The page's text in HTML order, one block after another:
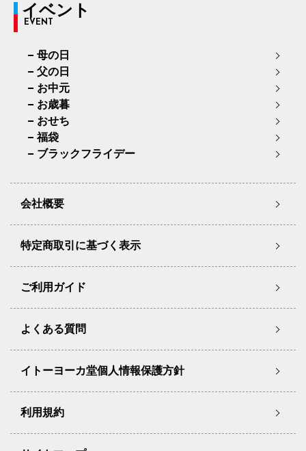
イベント
EVENT
母の日
父の日
お中元
お歳暮
おせち
福袋
ブラックフライデー
会社概要
特定商取引に基づく表示
ご利用ガイド
よくある質問
イトーヨーカ堂個人情報保護方針
利用規約